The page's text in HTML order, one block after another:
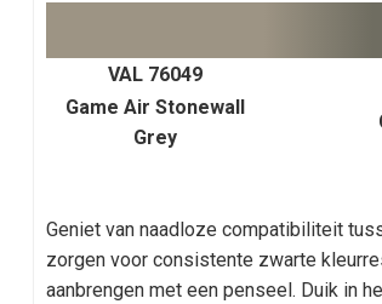
VAL 76049
Game Air Stonewall
Grey
Geniet van naadloze compatibiliteit
zorgen voor consistente zwarte
aanbrengen met een penseel. Duik in